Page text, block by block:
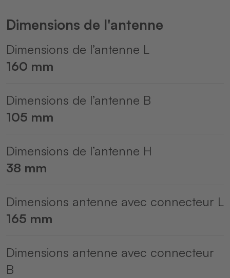
Dimensions de l'antenne
Dimensions de l’antenne L
160 mm
Dimensions de l’antenne B
105 mm
Dimensions de l’antenne H
38 mm
Dimensions antenne avec connecteur L
165 mm
Dimensions antenne avec connecteur
B